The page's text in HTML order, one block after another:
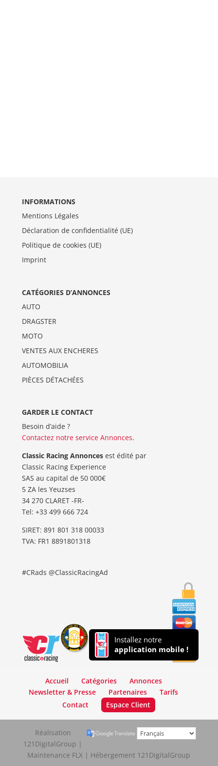
INFORMATIONS
Mentions Légales
Déclaration de confidentialité (UE)
Politique de cookies (UE)
Imprint
CATÉGORIES D’ANNONCES
AUTO
DRAGSTER
MOTO
VENTES AUX ENCHERES
AUTOMOBILIA
PIÈCES DÉTACHÉES
GARDER LE CONTACT
Besoin d’aide ?
Contactez notre service Annonces.
Classic Racing Annoncesest édité par
Classic Racing Experience
SAS au capital de 50 000€
5 ZA les Yeuzses
34 270 CLARET -FR-
Tel: ‭+33 499 666 724‬
SIRET: 891 801 318 00033
TVA: FR1 8891801318
#CRads @ClassicRacingAd
Installez notre
application mobile !
Accueil Catégories
Annonces
Newsletter & Presse
Partenaires
Tarifs
Contact
Espace Client
Réalisation
121DigitalGroup |
Maintenance FLX | Hébergement 121DigitalGroup